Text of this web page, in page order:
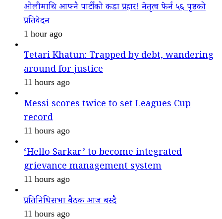
ओलीमाथि आफ्नै पार्टीको कडा प्रहार! नेतृत्व फेर्न ५६ पृष्ठको
प्रतिवेदन
1 hour ago
Tetari Khatun: Trapped by debt, wandering
around for justice
11 hours ago
Messi scores twice to set Leagues Cup
record
11 hours ago
‘Hello Sarkar’ to become integrated
grievance management system
11 hours ago
प्रतिनिधिसभा बैठक आज बस्दै
11 hours ago